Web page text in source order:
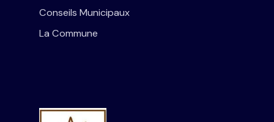
Conseils Municipaux
La Commune